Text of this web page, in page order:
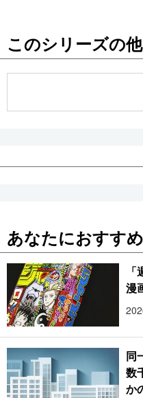
お知らせ
このシリーズの
あなたにおすすめ
漫
同
数
か